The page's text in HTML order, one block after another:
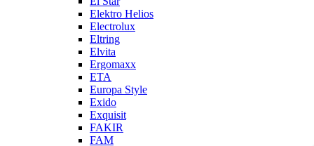
Elektro Helios
Electrolux
Eltring
Elvita
Ergomaxx
ETA
Europa Style
Exido
Exquisit
FAKIR
FAM